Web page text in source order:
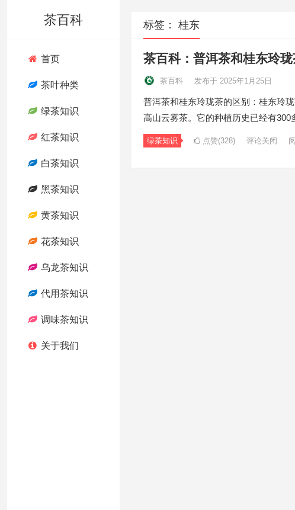
茶百科
首页
茶叶种类
绿茶知识
红茶知识
白茶知识
黑茶知识
黄茶知识
花茶知识
乌龙茶知识
代用茶知识
调味茶知识
关于我们
标签： 桂东
茶百科：普洱茶和桂东玲珑
茶百科 发布于 2025年1月25日
普洱茶和桂东玲珑茶的区别：桂东玲
高山云雾茶。它的种植历史已经有
绿茶知识 点赞(328) 评论关闭